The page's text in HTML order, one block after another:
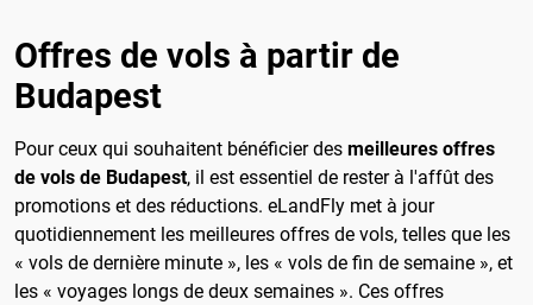
Offres de vols à partir de
Budapest
Pour ceux qui souhaitent bénéficier des meilleures offres
de vols de Budapest, il est essentiel de rester à l'affût des
promotions et des réductions. eLandFly met à jour
quotidiennement les meilleures offres de vols, telles que les
« vols de dernière minute », les « vols de fin de semaine », et
les « voyages longs de deux semaines ». Ces offres